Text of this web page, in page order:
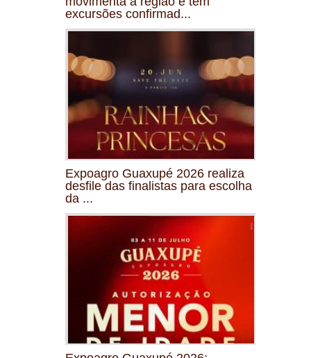
excursões confirmad...
Expoagro Guaxupé 2026 realiza
desfile das finalistas para escolha
da ...